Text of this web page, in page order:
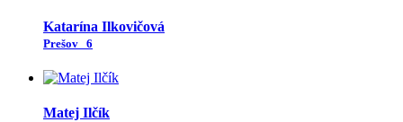
Katarína Ilkovičová
Prešov 6
Matej Ilčík